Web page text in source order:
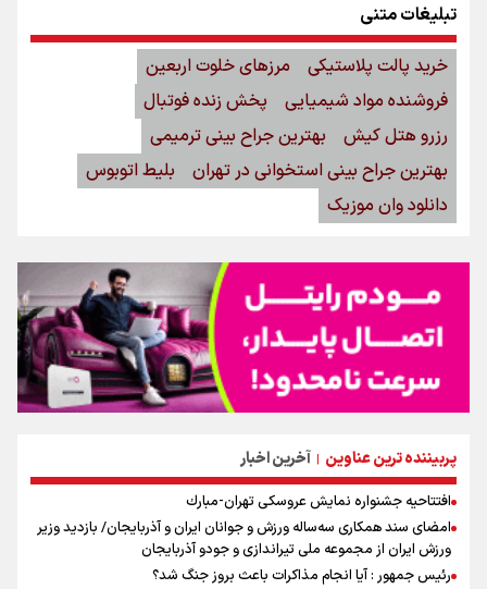
پربیننده ترین عناوین | آخرین اخبار
افتتاحیه جشنواره نمايش عروسكى تهران-مبارك
امضای سند همکاری سه‌ساله ورزش و جوانان ایران و آذربایجان/ بازدید وزیر
ورزش ایران از مجموعه ملی تیراندازی و جودو آذربایجان
رئیس جمهور : آیا انجام مذاکرات باعث بروز جنگ شد؟
تبلیغات متنی
خرید پالت پلاستیکی
مرزهای خلوت اربعین
فروشنده مواد شیمیایی
پخش زنده فوتبال
رزرو هتل کیش
بهترین جراح بینی ترمیمی
بهترین جراح بینی استخوانی در تهران
بلیط اتوبوس
دانلود وان موزیک